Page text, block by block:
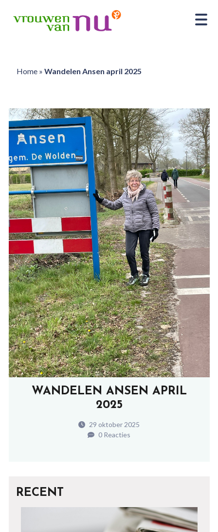
Home» Wandelen Ansen april 2025
WANDELEN ANSEN APRIL
2025
29 oktober 2025
0 Reacties
RECENT